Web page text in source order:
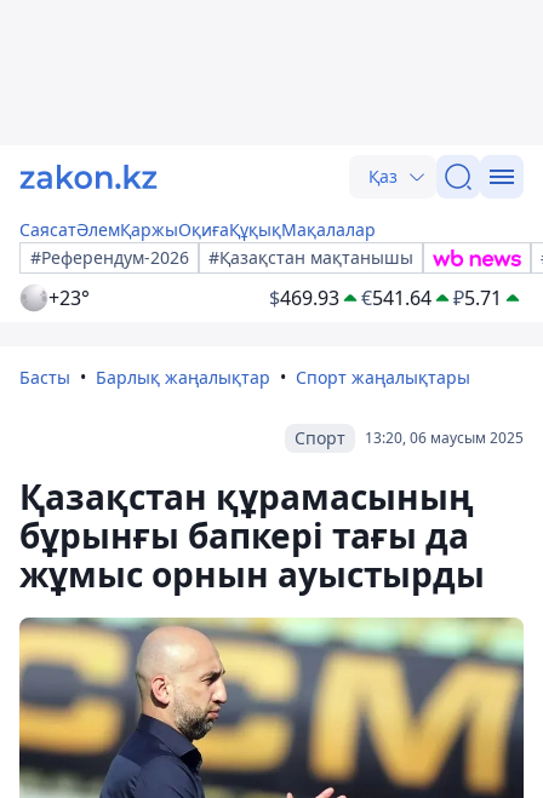
Қаз
СаясатӘлемҚаржыОқиғаҚұқықМақалалар
#Референдум-2026
#Қазақстан мақтанышы
+23° $469.93 €541.64 ₽5.71
Басты Барлық жаңалықтар Спорт жаңалықтары
13:20, 06 маусым 2025
Спорт
Қазақстан құрамасының
бұрынғы бапкері тағы да
жұмыс орнын ауыстырды